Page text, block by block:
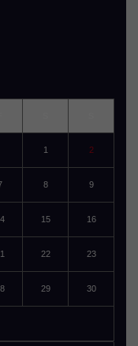
1 2
8 9
15 16
22 23
29 30